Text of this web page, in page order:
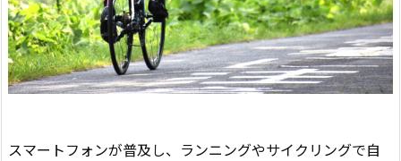
スマートフォンが普及し、ランニングやサイクリングで自